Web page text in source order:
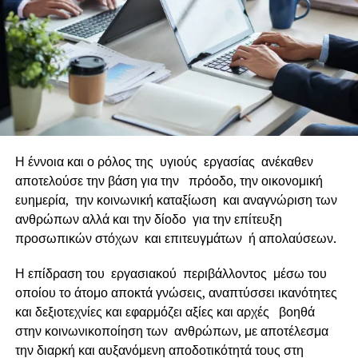
δημιουργήσει και παρακολουθήσει πάνω από 1000
συνεργασίες mentoring προς όφελος άνεργων γυναικών,
γυναικών που θέλουν να αλλάξουν επαγγελματική
κατεύθυνση ή που θέλουν να εξελιχθούν μέσα σε
ανδροκρατούμενα επαγγέλματα, γυναικών που θέλουν να
επιχειρήσουν κ.ά., και έχει εκπαιδεύσει πάνω από 1500
άνεργες, μισθωτές και αυτοαπασχολούμενες γυναίκες σε
σεμινάρια επαγγελματικής ανάπτυξης, προσφέροντας
ταυτόχρονα και δημιουργική απασχόληση στα παιδιά
όσων από αυτές είναι μητέρες.
Παράλληλα, μέσα από την πρωτοβουλία Women On Top
in Business, παρέχει εκπαίδευση, συμβουλευτική και
υπηρεσίες διαχείρισης έργου σε επιχειρήσεις και
οργανισμούς που επιθυμούν να κάνουν πράξη την
ισότιμη εκπροσώπηση των γυναικών στην αγορά
εργασίας, μέσα από την ενίσχυση της ποικιλομορφίας και
της ισορροπίας επαγγελματικής/προσωπικής ζωής για
Η έννοια και ο ρόλος της υγιούς εργασίας ανέκαθεν
αποτελούσε την βάση για την πρόοδο, την οικονομική
ευημερία, την κοινωνική καταξίωση και αναγνώριση των
ανθρώπων αλλά και την δίοδο για την επίτευξη
προσωπικών στόχων και επιτευγμάτων ή απολαύσεων.
Η επίδραση του εργασιακού περιβάλλοντος μέσω του
οποίου το άτομο αποκτά γνώσεις, αναπτύσσει ικανότητες
και δεξιοτεχνίες και εφαρμόζει αξίες και αρχές βοηθά
στην κοινωνικοποίηση των ανθρώπων, με αποτέλεσμα
την διαρκή και αυξανόμενη αποδοτικότητά τους στη